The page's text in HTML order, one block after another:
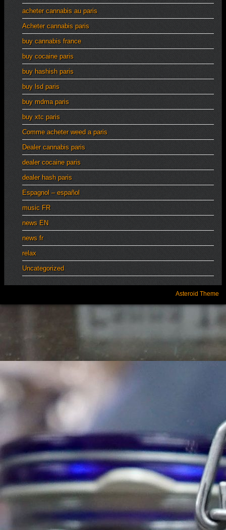
acheter cannabis au paris
Acheter cannabis paris
buy cannabis france
buy cocaine paris
buy hashish paris
buy lsd paris
buy mdma paris
buy xtc paris
Comme acheter weed a paris
Dealer cannabis paris
dealer cocaine paris
dealer hash paris
Espagnol – español
music FR
news EN
news fr
relax
Uncategorized
Asteroid Theme